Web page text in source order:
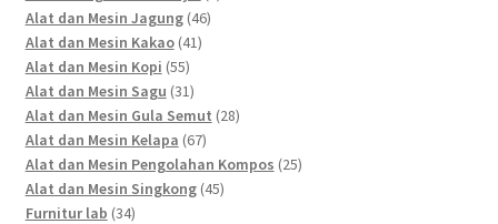
Alat dan Mesin Jagung 4646
Alat dan Mesin Kakao 4141
Alat dan Mesin Kopi 5555
products
Alat dan Mesin Sagu 3131
products
Alat dan Mesin Gula Semut 2828
Alat dan Mesin Kelapa 6767
products
Alat dan Mesin Pengolahan Kompos 2525
Alat dan Mesin Singkong 4545
Furnitur lab 3434